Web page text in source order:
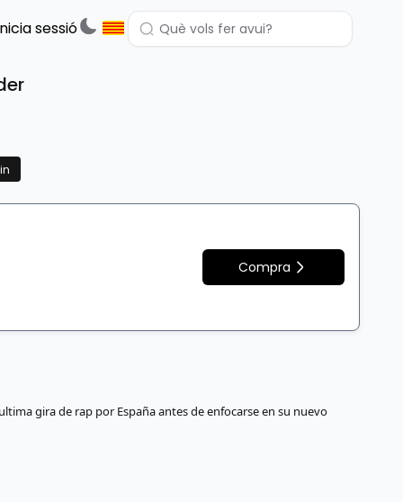
sessió
Compra
gira de rap por España antes de enfocarse en su nuevo